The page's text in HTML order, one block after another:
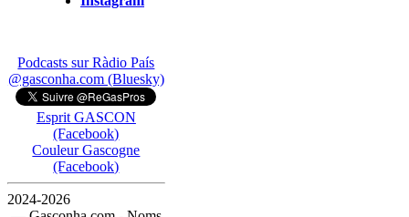
Podcasts sur Ràdio País
@gasconha.com (Bluesky)
Esprit GASCON
(Facebook)
Couleur Gascogne
(Facebook)
2024-2026